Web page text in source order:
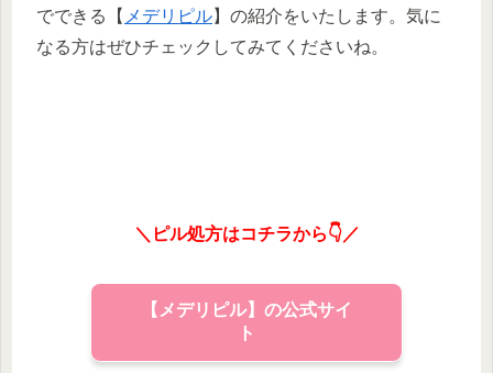
でできる【 メデリピル】の紹介をいたします。気に
なる方はぜひチェックしてみてくださいね。
＼ピル処方はコチラから👇／
【メデリピル】の公式サイ
ト